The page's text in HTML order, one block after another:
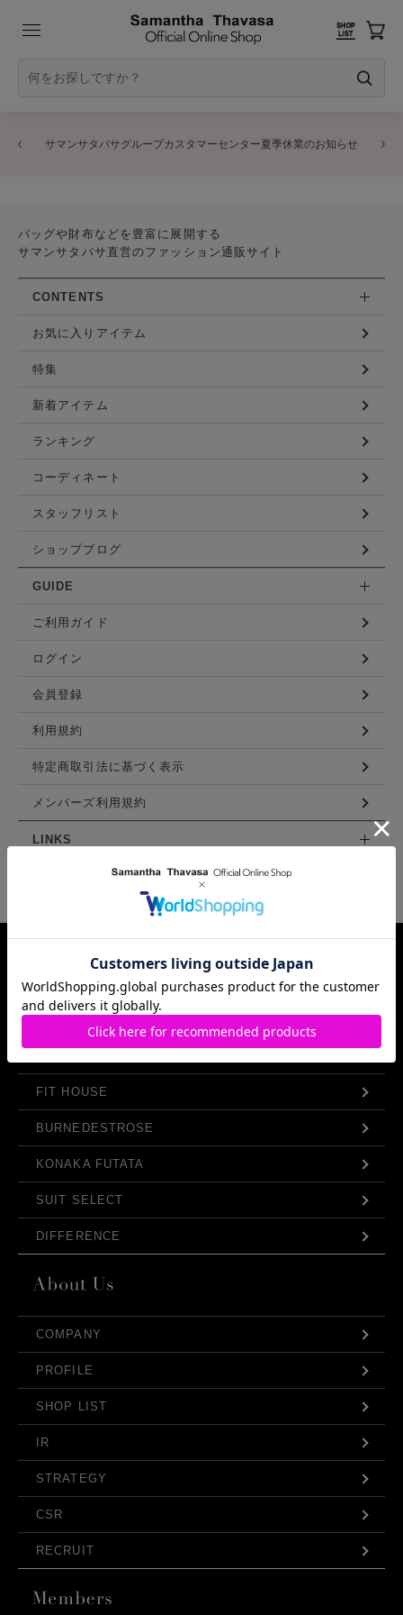
サマンサタバサグループカスタマーセンター夏季休業のお知らせ
バッグや財布などを豊富に展開する
サマンサタバサ直営のファッション通販サイト
CONTENTS
お気に入りアイテム
特集
新着アイテム
ランキング
コーディネート
スタッフリスト
ショップブログ
GUIDE
ご利用ガイド
ログイン
会員登録
利用規約
特定商取引法に基づく表示
メンバーズ利用規約
LINKS
Samantha Thavasa Group Info.
FIT HOUSE
BURNEDESTROSE
KONAKA FUTATA
SUIT SELECT
DIFFERENCE
COMPANY
PROFILE
SHOP LIST
IR
STRATEGY
CSR
RECRUIT